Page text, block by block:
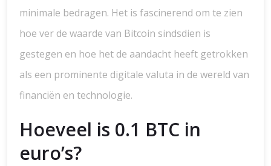
minimale bedragen. Het is fascinerend om te zien
hoe ver de waarde van Bitcoin sindsdien is
gestegen en hoe het de aandacht heeft getrokken
als een prominente digitale valuta in de wereld van
financiën en technologie.
Hoeveel is 0.1 BTC in
euro’s?